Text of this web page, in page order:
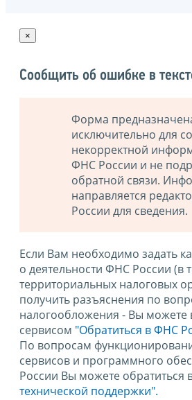
×
Сообщить об ошибке в
Форма
исключительно для
некорректной
ФНС России и не
обратной связи.
направляется
России для сведения.
Если Вам необходимо задать
о деятельности ФНС России (в
территориальных налоговых
получить разъяснения по
налогообложения - Вы можете
сервисом "Обратиться в ФНС
По вопросам
сервисов и программного
России Вы можете обратиться
технической поддержки".